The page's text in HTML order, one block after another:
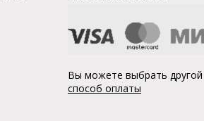
Вы можете выбрать другой
способ оплаты